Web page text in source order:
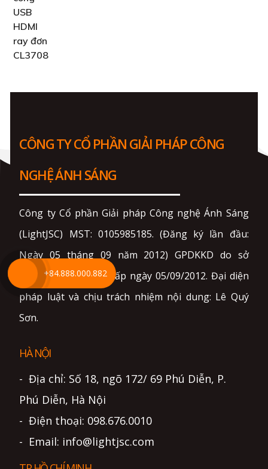
CÔNG TY CỔ PHẦN GIẢI PHÁP CÔNG
NGHỆ ÁNH SÁNG
Công ty Cổ phần Giải pháp Công nghệ Ánh Sáng
(LightJSC) MST: 0105985185. (Đăng ký lần đầu:
Ngày 05 tháng 09 năm 2012) GPDKKD do sở
KH&ĐT TP. Hà Nội cấp ngày 05/09/2012. Đại diện
pháp luật và chịu trách nhiệm nội dung: Lê Quý
Sơn.
HÀ NỘI
- Địa chỉ: Số 18, ngõ 172/ 69 Phú Diễn, P.
Phú Diễn, Hà Nội
- Điện thoại: 098.676.0010
- Email: info@lightjsc.com
+84.888.000.882